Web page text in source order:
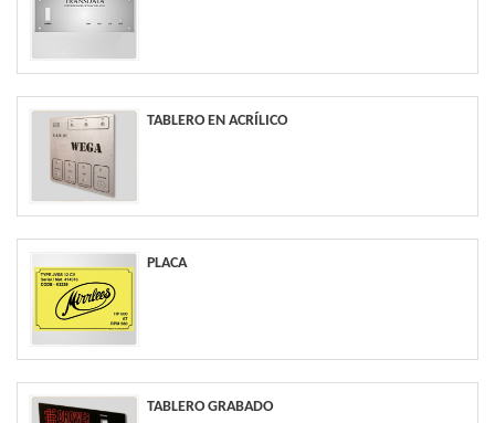
TABLERO EN ACRÍLICO
PLACA
TABLERO GRABADO